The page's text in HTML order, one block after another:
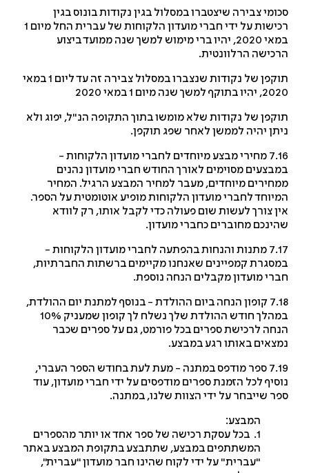
צבירה שיצטברו במסלול בגין נקודות בונוס בגין
רכישות על ידי חברי מועדון הלקוחות של עברית החל מיום 1
במאי 2020, יהיו ברי מימוש למשך שנה ממועד ביצוע
הרלוונטית.
תוקפן של נקודות שנצברו במסלול צבירה זה עד ליום 1 במאי
של נקודות שלא מומשו בתוך התקופה הנ"ל, יפוג ולא
יהיה לממשן לאחר שפג תוקפן.
7.16 מחירי מבצע מיוחדים לחברי מועדון הלקוחות -
מסוימים לאורך החודש חברי מועדון נהנים
מיוחדים, מעבר למחיר המבצע הרגיל. המחיר
לחברי מועדון הלקוחות מופיע אוטומטית על הספר.
צורך לעשות שום פעולה כדי לקבל אותו, רק לוודא
מחוברים כחברי מועדון.
7.17 מתנות והנחות בהפתעה לחברי מועדון הלקוחות -
קמפיינים שאנחנו מקיימים ברשתות החברתיות,
מועדון מקבלים הנחה נוספת.
7.18 קופון הנחה ביום ההולדת - בנוסף למתנת יום ההולדת,
במהלך חודש ההולדת שלך נשלח לך קופון שמעניק 10%
לרכישת ספרים בכל פורמט, גם על ספרים שכבר
באותו רגע במבצע.
7.19 ספר מודפס במתנה - מעת לעת בחודש הספר העברי,
לכל הזמנת ספרים מודפסים על ידי חברי מועדון, עוד
שייבחר על ידי הצוות שלנו, במתנה.
המבצע:
1. בכל עסקת רכישה של ספר אחד או יותר מהספרים
המשתתפים במבצע, שתתבצע בתקופת המבצע באתר
"עברית" על ידי לקוח שהינו חבר מועדון "עברית",